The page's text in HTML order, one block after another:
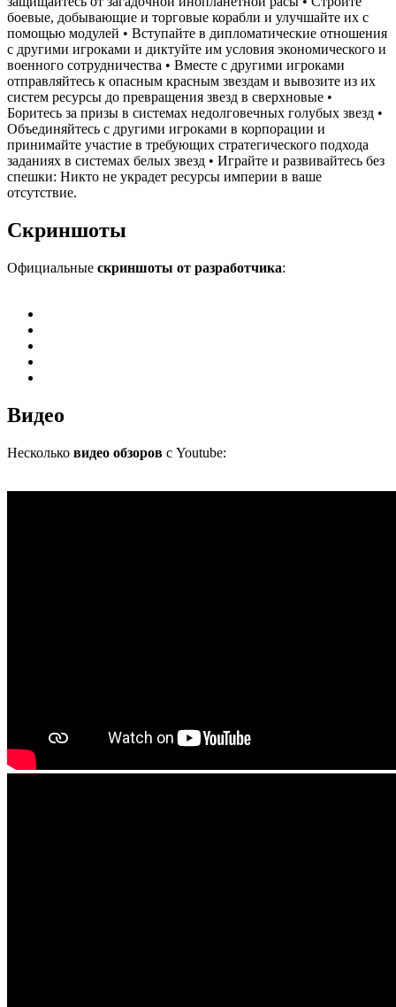
боевые, добывающие и торговые корабли и улучшайте их с
помощью модулей • Вступайте в дипломатические отношения
с другими игроками и диктуйте им условия экономического и
военного сотрудничества • Вместе с другими игроками
отправляйтесь к опасным красным звездам и вывозите из их
систем ресурсы до превращения звезд в сверхновые •
Боритесь за призы в системах недолговечных голубых звезд •
Объединяйтесь с другими игроками в корпорации и
принимайте участие в требующих стратегического подхода
заданиях в системах белых звезд • Играйте и развивайтесь без
спешки: Никто не украдет ресурсы империи в ваше
отсутствие.
Скриншоты
Официальные скриншоты от разработчика:
Видео
Несколько видео обзоров с Youtube: